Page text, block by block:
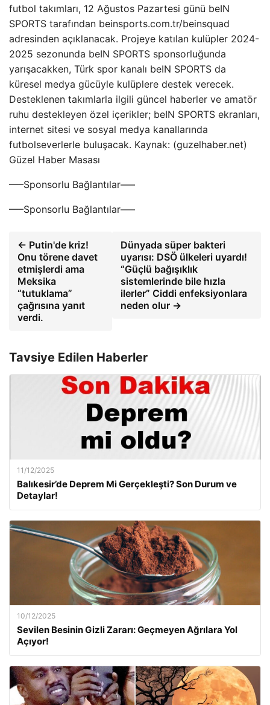
futbol takımları, 12 Ağustos Pazartesi günü beIN
SPORTS tarafından beinsports.com.tr/beinsquad
adresinden açıklanacak. Projeye katılan kulüpler 2024-
2025 sezonunda beIN SPORTS sponsorluğunda
yarışacakken, Türk spor kanalı beIN SPORTS da
küresel medya gücüyle kulüplere destek verecek.
Desteklenen takımlarla ilgili güncel haberler ve amatör
ruhu destekleyen özel içerikler; beIN SPORTS ekranları,
internet sitesi ve sosyal medya kanallarında
futbolseverlerle buluşacak. Kaynak: (guzelhaber.net)
Güzel Haber Masası
—–Sponsorlu Bağlantılar—–
—–Sponsorlu Bağlantılar—–
← Putin'de kriz!
Onu törene davet
etmişlerdi ama
Meksika
“tutuklama”
çağrısına yanıt
verdi.
Dünyada süper bakteri
uyarısı: DSÖ ülkeleri uyardı!
“Güçlü bağışıklık
sistemlerinde bile hızla
ilerler” Ciddi enfeksiyonlara
neden olur →
Tavsiye Edilen Haberler
11/12/2025
Balıkesir’de Deprem Mi Gerçekleşti? Son Durum ve
Detaylar!
10/12/2025
Sevilen Besinin Gizli Zararı: Geçmeyen Ağrılara Yol
Açıyor!